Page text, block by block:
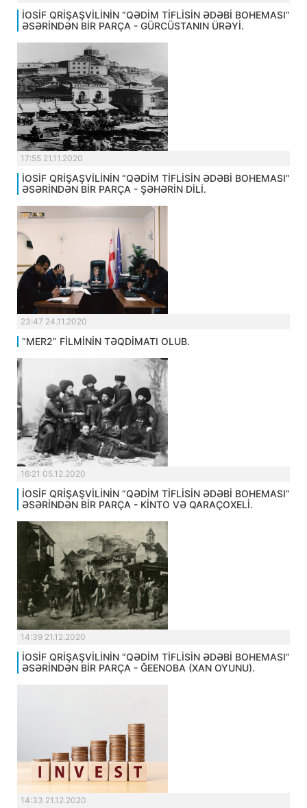
İOSİF QRİŞAŞVİLİNİN “QƏDİM TİFLİSİN ƏDƏBİ BOHEMASI”
ƏSƏRİNDƏN BİR PARÇA - GÜRCÜSTANIN ÜRƏYİ.
17:55 21.11.2020
İOSİF QRİŞAŞVİLİNİN “QƏDİM TİFLİSİN ƏDƏBİ BOHEMASI”
ƏSƏRİNDƏN BİR PARÇA - ŞƏHƏRİN DİLİ.
23:47 24.11.2020
“MER2” FİLMİNİN TƏQDİMATI OLUB.
16:21 05.12.2020
İOSİF QRİŞAŞVİLİNİN “QƏDİM TİFLİSİN ƏDƏBİ BOHEMASI”
ƏSƏRİNDƏN BİR PARÇA - KİNTO VƏ QARAÇOXELİ.
14:39 21.12.2020
İOSİF QRİŞAŞVİLİNİN “QƏDİM TİFLİSİN ƏDƏBİ BOHEMASI”
ƏSƏRİNDƏN BİR PARÇA - ĞEENOBA (XAN OYUNU).
14:33 21.12.2020